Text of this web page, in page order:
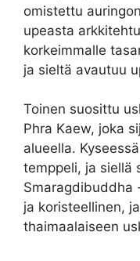
omistettu
upeasta
korkeimmalle
ja sieltä avautuu
Toinen suosittu
Phra Kaew, joka
alueella.
temppeli, ja siellä
Smaragdibuddha
ja koristeellinen,
thaimaalaiseen